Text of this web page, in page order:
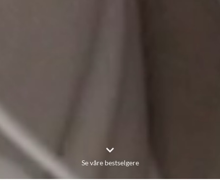
Se våre bestselgere